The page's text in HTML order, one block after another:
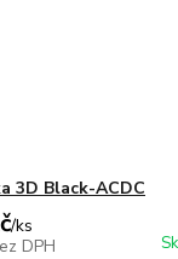
3D Black-ACDC
/ks
DPH